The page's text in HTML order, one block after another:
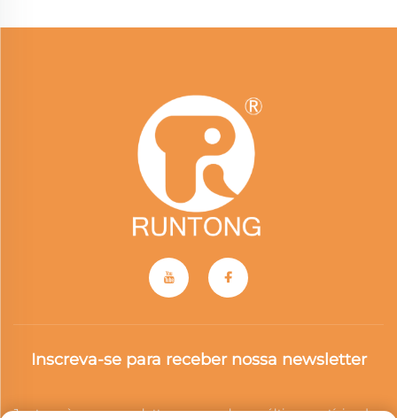
Inscreva-se para receber nossa newsletter
Junte-se à nossa newsletter para receber as últimas notícias do